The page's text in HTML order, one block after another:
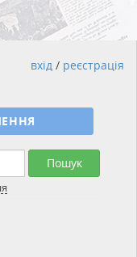
Пошук
вхід / реєстрація